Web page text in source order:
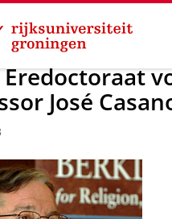
Actueel Nieuws
Eredoctoraat
José